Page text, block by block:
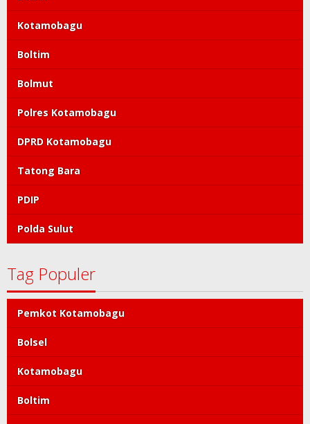
Kotamobagu
Boltim
Bolmut
Polres Kotamobagu
DPRD Kotamobagu
Tatong Bara
PDIP
Polda Sulut
Tag Populer
Pemkot Kotamobagu
Bolsel
Kotamobagu
Boltim